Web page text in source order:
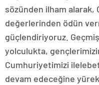
sözünden ilham
değerlerinden ödün
güçlendiriyoruz.
yolculukta,
Cumhuriyetimizi
devam edeceğine